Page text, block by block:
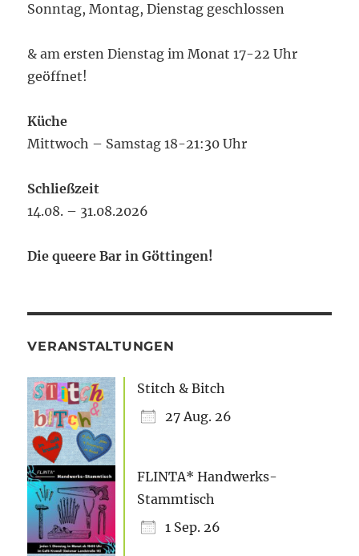
Sonntag, Montag, Dienstag geschlossen
& am ersten Dienstag im Monat 17-22 Uhr
geöffnet!
Küche
Mittwoch – Samstag 18-21:30 Uhr
Schließzeit
14.08. – 31.08.2026
Die queere Bar in Göttingen!
VERANSTALTUNGEN
Stitch & Bitch
27 Aug. 26
FLINTA* Handwerks-
Stammtisch
1 Sep. 26